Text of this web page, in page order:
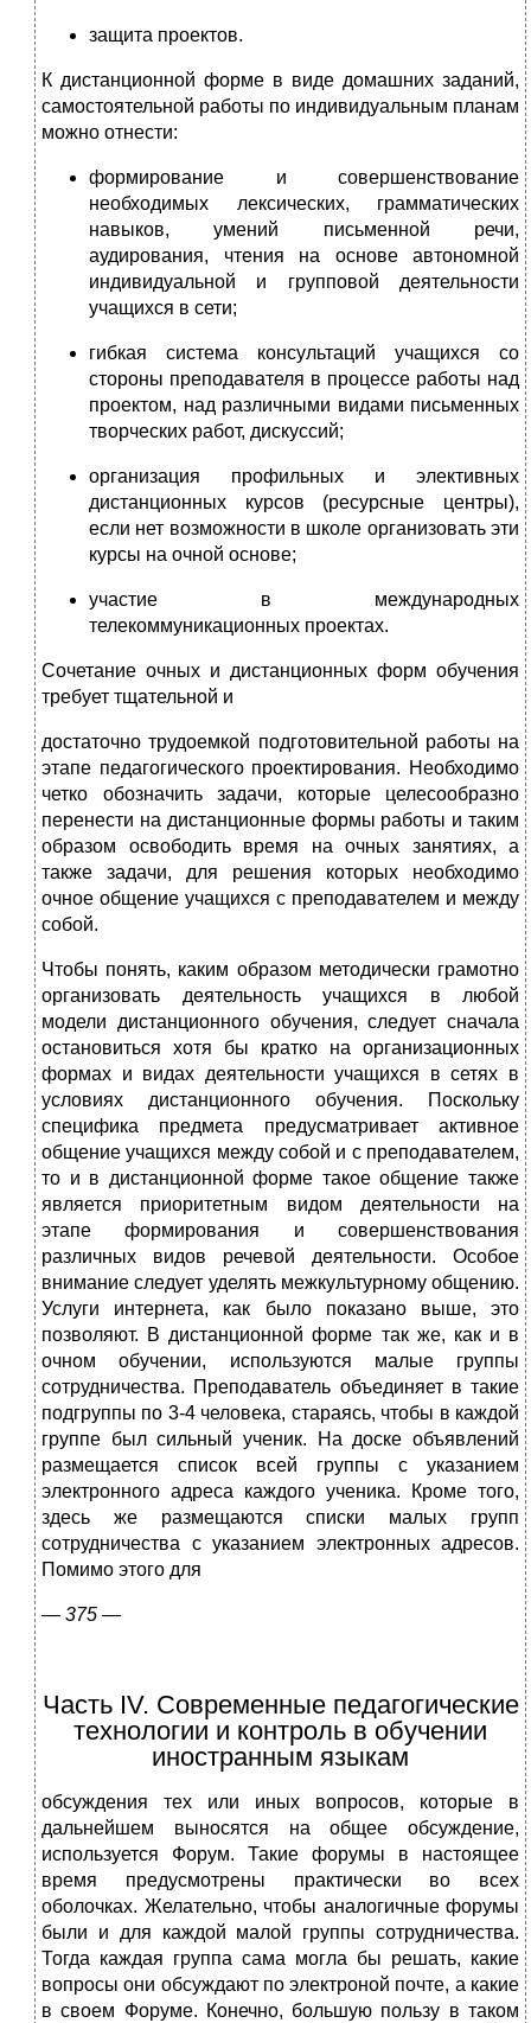
защита проектов.
К дистанционной форме в виде домашних заданий,
самостоятельной работы по индивидуальным планам
можно отнести:
формирование и совершенствование
необходимых лексических, граммати­ческих
навыков, умений письменной речи,
аудирования, чтения на основе автономной
индивидуальной и групповой деятельности
учащихся в сети;
гибкая система консультаций учащихся со
стороны преподавателя в процес­се работы над
проектом, над различными видами письменных
творческих работ, дискуссий;
организация профильных и элективных
дистанционных курсов (ресурсные центры),
если нет возможности в школе организовать эти
курсы на очной основе;
участие в международных
телекоммуникационных проектах.
Сочетание очных и дистанционных форм обучения
требует тщательной и
достаточно трудоемкой подготовительной работы на
этапе педагогического проектирования. Необходимо
четко обозначить задачи, которые целесообраз­но
перенести на дистанционные формы работы и таким
образом освободить время на очных занятиях, а
также задачи, для решения которых необходимо
очное общение учащихся с преподавателем и между
собой.
Чтобы понять, каким образом методически грамотно
организовать деятель­ность учащихся в любой
модели дистанционного обучения, следует сначала
остановиться хотя бы кратко на организационных
формах и видах деятельно­сти учащихся в сетях в
условиях дистанционного обучения. Поскольку
специ­фика предмета предусматривает активное
общение учащихся между собой и с преподавателем,
то и в дистанционной форме такое общение также
является приоритетным видом деятельности на
этапе формирования и совершенствова­ния
различных видов речевой деятельности. Особое
внимание следует уделять межкультурному общению.
Услуги интернета, как было показано выше, это
позволяют. В дистанционной форме так же, как и в
очном обучении, исполь­зуются малые группы
сотрудничества. Преподаватель объединяет в такие
под­группы по 3-4 человека, стараясь, чтобы в каждой
группе был сильный ученик. На доске объявлений
размещается список всей группы с указанием
электрон­ного адреса каждого ученика. Кроме того,
здесь же размещаются списки малых групп
сотрудничества с указанием электронных адресов.
Помимо этого для
— 375 —
Часть IV. Современные педагогические
технологии и контроль в обучении
иностранным языкам
обсуждения тех или иных вопросов, которые в
дальнейшем выносятся на общее обсуждение,
используется Форум. Такие форумы в настоящее
время предусмо­трены практически во всех
оболочках. Желательно, чтобы аналогичные фору­мы
были и для каждой малой группы сотрудничества.
Тогда каждая группа сама могла бы решать, какие
вопросы они обсуждают по электроной почте, а какие
в своем Форуме. Конечно, большую пользу в таком